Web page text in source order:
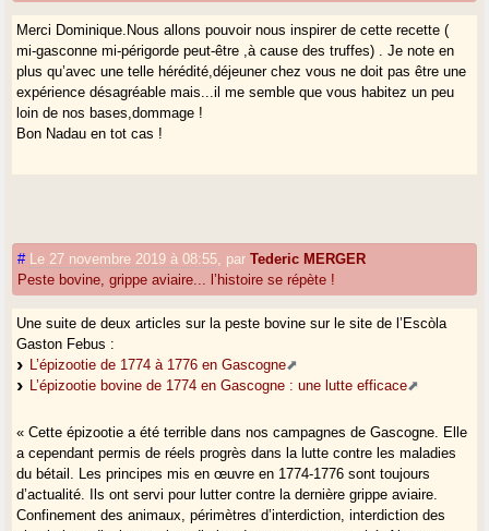
apprentissage avec Escoffier à la "Belle-époque", mon oncle lui aussi
de Nerbis avait été chef de cuisine au Grand hôtel d’Arcachon en 1925,
et mon père né à Arcachon a été cuisinier toute sa vie, quant à ma
grand mère née à Nerbis aussi elle était cuisinière dans les belles villas
de la ville d’hiver à Arcachon.
Merci Dominique.Nous allons pouvoir nous inspirer de cette recette (
mi-gasconne mi-périgorde peut-être ,à cause des truffes) . Je note en
plus qu’avec une telle hérédité,déjeuner chez vous ne doit pas être une
expérience désagréable mais...il me semble que vous habitez un peu
loin de nos bases,dommage !
Bon Nadau en tot cas !
# Le 27 novembre 2019 à 08:55 parTederic MERGER
Peste bovine, grippe aviaire... l’histoire se répète !
Une suite de deux articles sur la peste bovine sur le site de l’Escòla
Gaston Febus :
L’épizootie de 1774 à 1776 en Gascogne
L’épizootie bovine de 1774 en Gascogne : une lutte efficace
« Cette épizootie a été terrible dans nos campagnes de Gascogne. Elle
a cependant permis de réels progrès dans la lutte contre les maladies
du bétail. Les principes mis en œuvre en 1774-1776 sont toujours
d’actualité. Ils ont servi pour lutter contre la dernière grippe aviaire.
Confinement des animaux, périmètres d’interdiction, interdiction des